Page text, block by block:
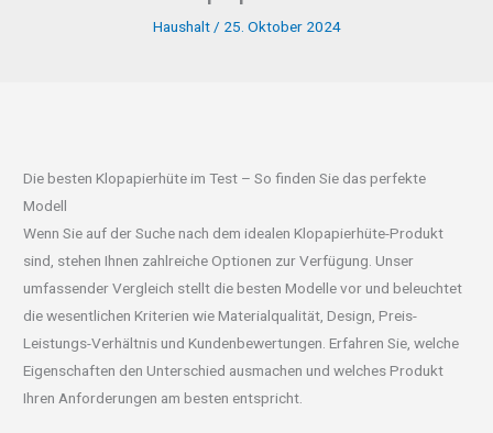
Haushalt/ 25. Oktober 2024
Die besten Klopapierhüte im Test – So finden Sie das perfekte
Modell
Wenn Sie auf der Suche nach dem idealen Klopapierhüte-Produkt
sind, stehen Ihnen zahlreiche Optionen zur Verfügung. Unser
umfassender Vergleich stellt die besten Modelle vor und beleuchtet
die wesentlichen Kriterien wie Materialqualität, Design, Preis-
Leistungs-Verhältnis und Kundenbewertungen. Erfahren Sie, welche
Eigenschaften den Unterschied ausmachen und welches Produkt
Ihren Anforderungen am besten entspricht.